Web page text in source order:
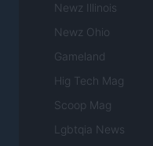
Newz Illinois
Newz Ohio
Gameland
Hig Tech Mag
Scoop Mag
Lgbtqia News